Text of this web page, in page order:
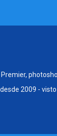
desde 2009 - visto